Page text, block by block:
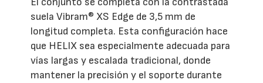
suela Vibram® XS Edge de 3,5 mm de
longitud completa. Esta configuración hace
que HELIX sea especialmente adecuada para
vías largas y escalada tradicional, donde
mantener la precisión y el soporte durante